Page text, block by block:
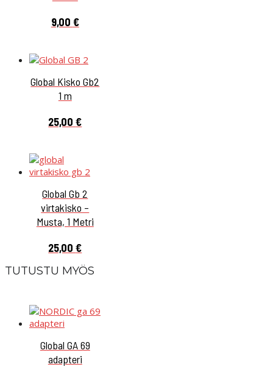
9,00 €
Global Kisko Gb2
1 m
25,00€
Global Gb 2
virtakisko –
Musta, 1 Metri
25,00€
TUTUSTU MYÖS
Global GA 69
adapteri